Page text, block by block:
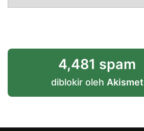
4,481 spam
diblokir oleh Akismet